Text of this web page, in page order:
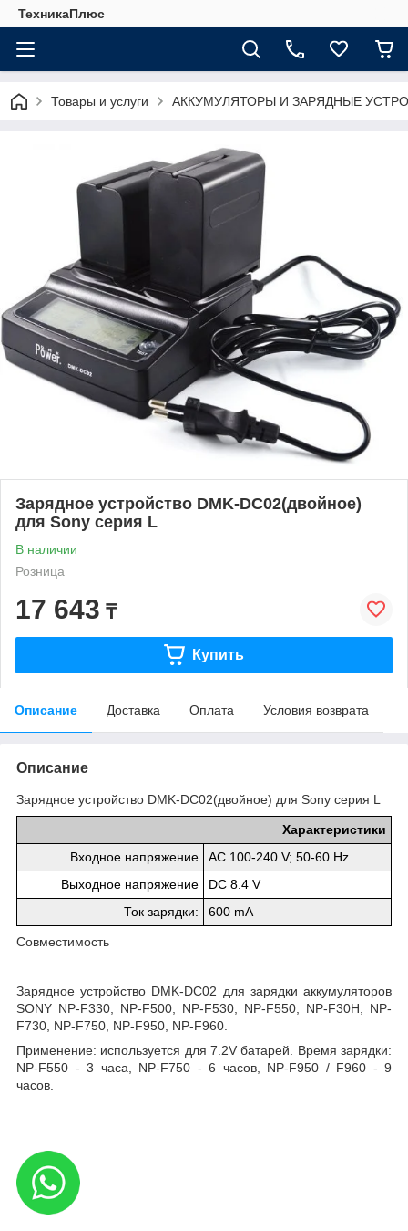
ТехникаПлюс
Товары и услуги АККУМУЛЯТОРЫ И ЗАРЯДНЫЕ
Зарядное устройство DMK-DC02(двойное)
для Sony серия L
В наличии
Розница
17 643 ₸
Купить
Описание Доставка Оплата Условия возврата
Описание
Зарядное устройство DMK-DC02(двойное) для Sony серия L
Характеристики
Входное напряжение
AC 100-240 V; 50-60 Hz
Выходное напряжение
DC 8.4 V
Ток зарядки:
600 mA
Совместимость
Зарядное устройство DMK-DC02 для зарядки аккумуляторов
SONY NP-F330, NP-F500, NP-F530, NP-F550, NP-F30H, NP-
F730, NP-F750, NP-F950, NP-F960.
Применение: используется для 7.2V батарей. Время зарядки:
NP-F550 - 3 часа, NP-F750 - 6 часов, NP-F950 / F960 - 9
часов.